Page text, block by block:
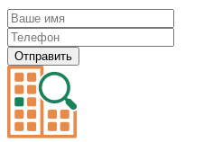
Отправить